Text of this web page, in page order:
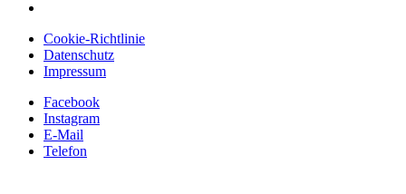
Cookie-Richtlinie
Datenschutz
Impressum
Facebook
Instagram
E-Mail
Telefon